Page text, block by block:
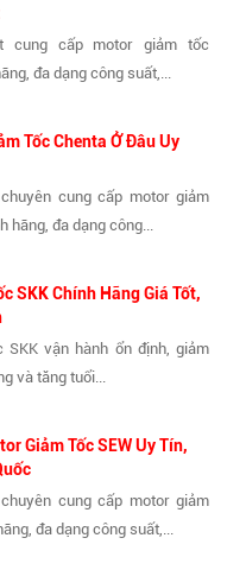
cung cấp motor giảm tốc
đa dạng công suất,...
Tốc Chenta Ở Đâu Uy
cung cấp motor giảm
hãng, đa dạng công...
SKK Chính Hãng Giá Tốt,
SKK vận hành ổn định, giảm
và tăng tuổi...
Giảm Tốc SEW Uy Tín,
cung cấp motor giảm
đa dạng công suất,...